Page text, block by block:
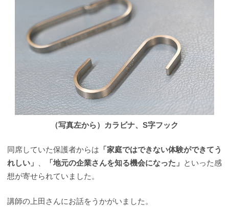
（写真左から）カラビナ、S字フック
同席していた保護者からは 「家庭ではできない体験ができてう
れしい」
「地元の企業さんを知る機会になった」 といった感
想が寄せられていました。
講師の上田さんにお話をうかがいました。